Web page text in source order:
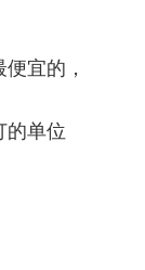
宜的，
的单位